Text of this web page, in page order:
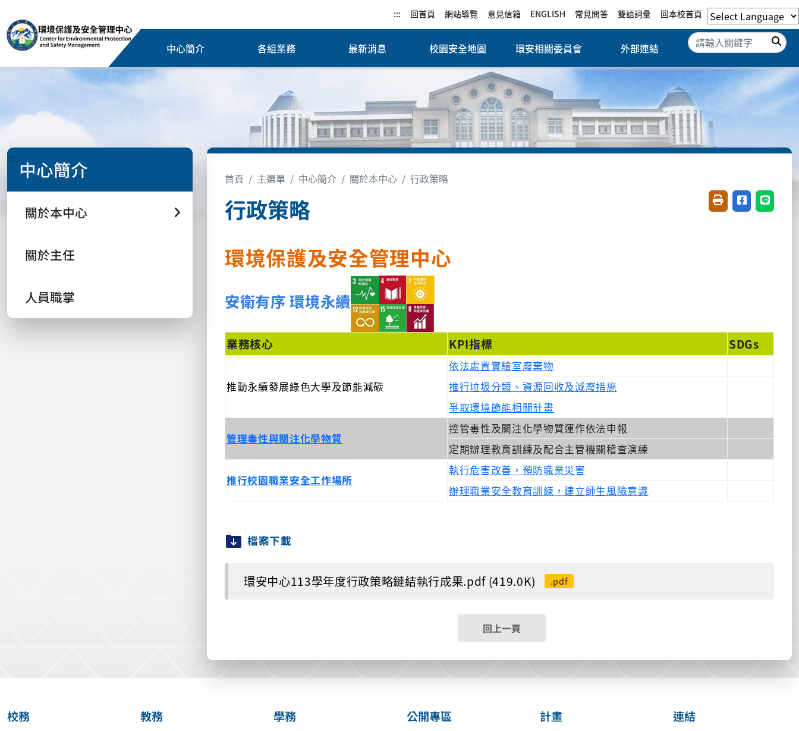
::: 回首頁 網站導覽 意見信箱 ENGLISH 常見問答 雙語詞彙 回本校首頁
中心簡介 各組業務 最新消息 校園安全地圖 環安相關委員會 外部連結
搜
::: 中心簡介
關於本中心
關於主任
人員職掌
首頁 主選單 中心簡介 關於本中心 行政策略
行政策略 友善列印(開新視窗)
分享至臉書(
分享至
環境保護及安全管理中心
安衛有序 環境永續
業務核心 KPI指標 SDGs
推動永續發展綠色大學及節能減碳
依法處置實驗室廢棄物
推行垃圾分類、資源回收及減廢措施
爭取環境節能相關計畫
管理毒性與關注化學物質
控管毒性及關注化學物質運作依法申報
定期辦理教育訓練及配合主管機關稽查演練
推行校園職業安全工作場所
執行危害改善，預防職業災害
辦理職業安全教育訓練，建立師生風險意識
檔案下載
環安中心113學年度行政策略鏈結執行成果.pdf (419.0K) .pdf
回上一頁
校務 教務 學務 公開專區 計畫 連結